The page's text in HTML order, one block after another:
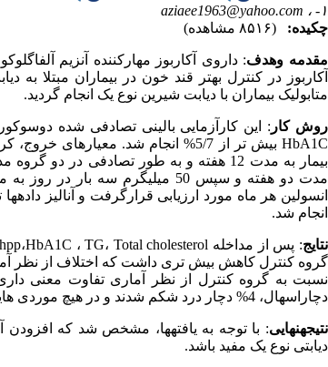
۱- ،
aziaee1963@yahoo.com
چکیده:
(۸۵۱۶ مشاهده)
مقدمه وهدف: داروی آکاربوز­ مهارکننده­ آنزیم
آکاربوز در کنترل بهتر قند خون در بیماران مبتلا
متابولیک بیماران با دیابت شیرین نوع یک انجام گردید.
روش کار­
انجام شد.
نتایج
دچاراسهال­، 4% دچار درد شکم شدند و در هیچ ­موردی­ هایپوگلیسمی دیده نشد.
نتیجه­نهایی: با توجه به یافته­ها، مشخص شد که افزودن
دیابتی نوع یک مفید باشد.